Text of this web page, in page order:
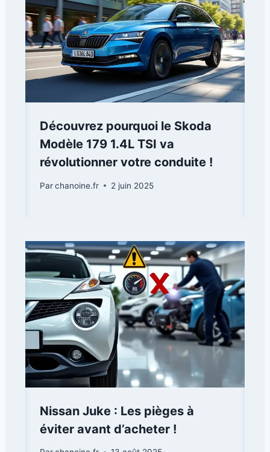
Découvrez pourquoi le Skoda
Modèle 179 1.4L TSI va
révolutionner votre conduite !
Parchanoine.fr 2 juin 2025
Nissan Juke : Les pièges à
éviter avant d’acheter !